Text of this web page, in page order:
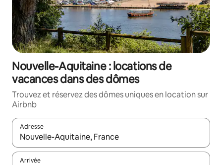
Nouvelle-Aquitaine : locations de
vacances dans des dômes
Trouvez et réservez des dômes uniques en location sur
Airbnb
Adresse
Lorsque les résultats s'affichent, utilisez les flèches vers le
Arrivée